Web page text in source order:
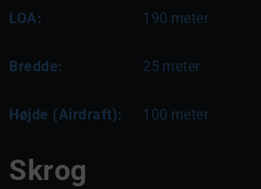
LOA: 190 meter
Bredde: 25 meter
Højde (Airdraft): 100 meter
Skrog